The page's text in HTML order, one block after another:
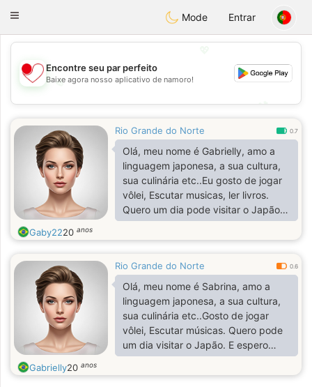
日本Chat
Toggle
Mode Entrar
💖
💕
Encontre seu par perfeito
Baixe agora nosso aplicativo de namoro!
Rio Grande do Norte 0.7
Olá, meu nome é Gabrielly, amo a
linguagem japonesa, a sua cultura,
sua culinária etc..Eu gosto de jogar
vôlei, Escutar musicas, ler livros.
Quero um dia pode visitar o Japão.
E espero fazer amizades..♡
Gaby2220 anos
Rio Grande do Norte 0.6
Olá, meu nome é Sabrina, amo a
linguagem japonesa, a sua cultura,
sua culinária etc..Gosto de jogar
vôlei, Escutar músicas. Quero pode
um dia visitar o Japão. E espero
pode fazer amizades..♡
Gabrielly20 anos